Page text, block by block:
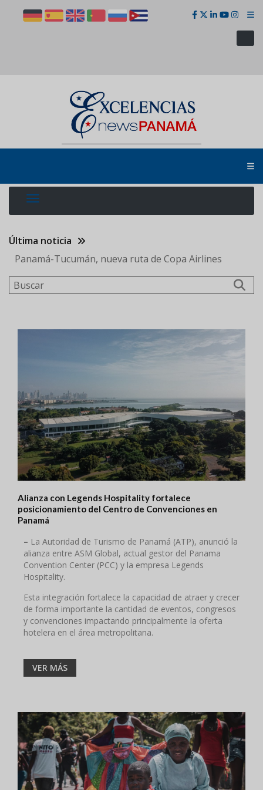
Última noticia
Panamá-Tucumán, nueva ruta de Copa Airlines
Buscar
Alianza con Legends Hospitality fortalece
posicionamiento del Centro de Convenciones en
Panamá
– La Autoridad de Turismo de Panamá (ATP), anunció la
alianza entre ASM Global, actual gestor del Panama
Convention Center (PCC) y la empresa Legends
Hospitality.
Esta integración fortalece la capacidad de atraer y crecer
de forma importante la cantidad de eventos, congresos
y convenciones impactando principalmente la oferta
hotelera en el área metropolitana.
VER MÁS